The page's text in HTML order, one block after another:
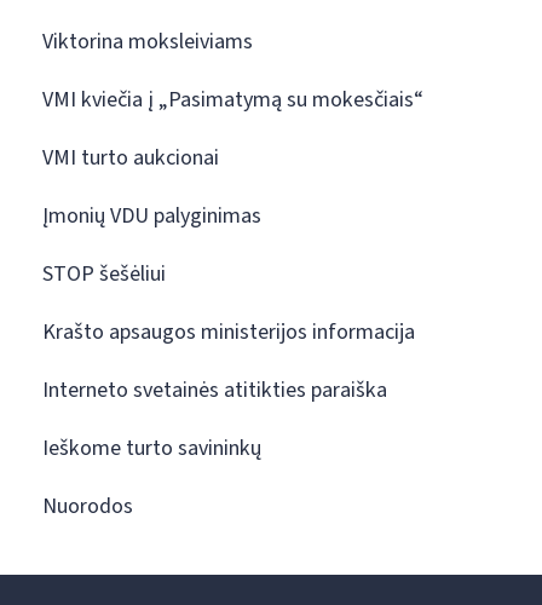
Viktorina moksleiviams
VMI kviečia į „Pasimatymą su mokesčiais“
VMI turto aukcionai
Įmonių VDU palyginimas
STOP šešėliui
Krašto apsaugos ministerijos informacija
Interneto svetainės atitikties paraiška
Ieškome turto savininkų
Nuorodos